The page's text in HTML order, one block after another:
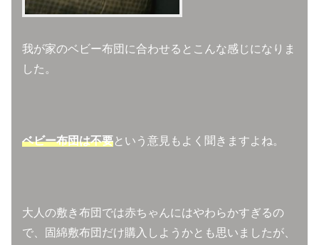
我が家のベビー布団に合わせるとこんな感じになりま
した。
ベビー布団は不要という意見もよく聞きますよね。
大人の敷き布団では赤ちゃんにはやわらかすぎるの
で、固綿敷布団だけ購入しようかとも思いましたが、